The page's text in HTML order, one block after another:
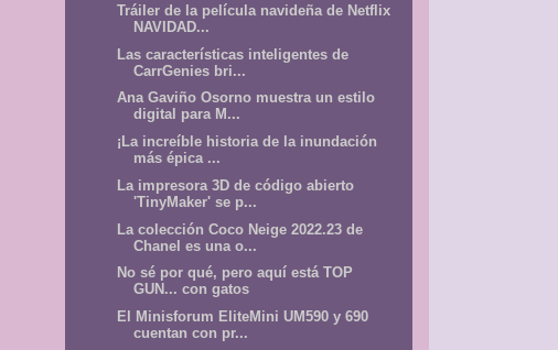
Tráiler de la película navideña de Netflix
NAVIDAD...
Las características inteligentes de
CarrGenies bri...
Ana Gaviño Osorno muestra un estilo
digital para M...
¡La increíble historia de la inundación
más épica ...
La impresora 3D de código abierto
'TinyMaker' se p...
La colección Coco Neige 2022.23 de
Chanel es una o...
No sé por qué, pero aquí está TOP
GUN... con gatos
El Minisforum EliteMini UM590 y 690
cuentan con pr...